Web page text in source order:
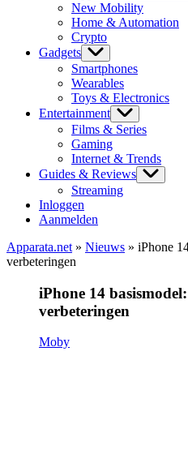
New Mobility
Home & Automation
Crypto
Gadgets
Smartphones
Wearables
Toys & Electronics
Entertainment
Films & Series
Gaming
Internet & Trends
Guides & Reviews
Streaming
Inloggen
Aanmelden
Apparata.net » Nieuws » iPhone
verbeteringen
iPhone 14
verbeteringen
Moby